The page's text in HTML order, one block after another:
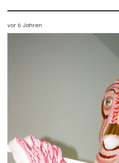
vor 6 Jahren